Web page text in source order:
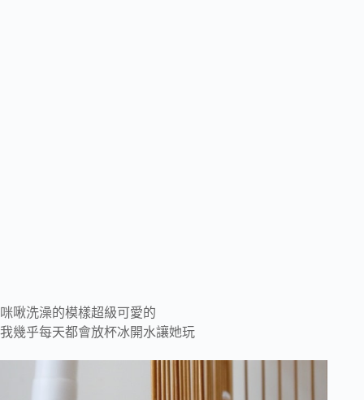
咪啾洗澡的模樣超級可愛的
我幾乎每天都會放杯冰開水讓她玩